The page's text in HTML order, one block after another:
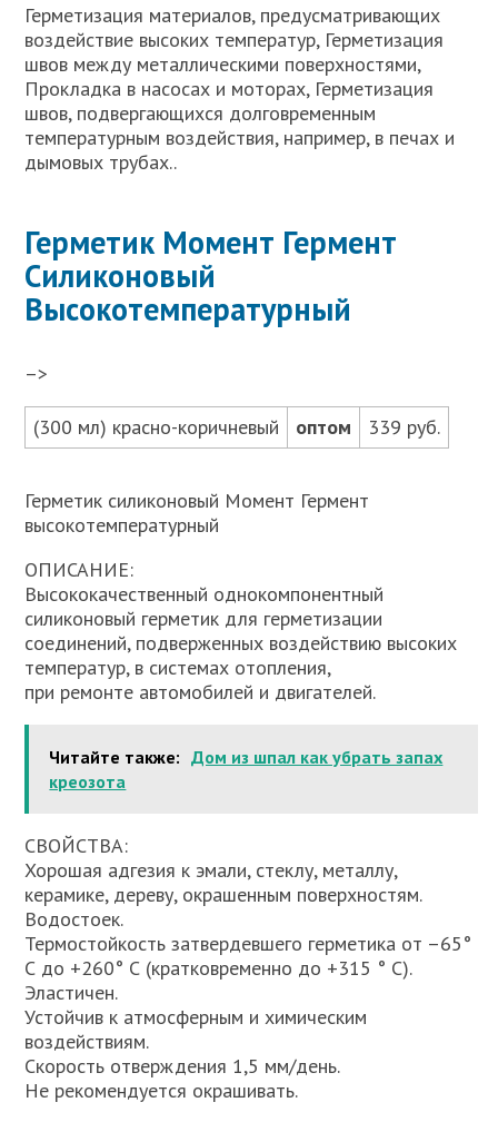
Герметизация материалов, предусматривающих
воздействие высоких температур, Герметизация
швов между металлическими поверхностями,
Прокладка в насосах и моторах, Герметизация
швов, подвергающихся долговременным
температурным воздействия, например, в печах и
дымовых трубах..
Герметик Момент Гермент
Силиконовый
Высокотемпературный
–>
(300 мл) красно-коричневый оптом 339 руб.
Герметик силиконовый Момент Гермент
высокотемпературный
ОПИСАНИЕ:
Высококачественный однокомпонентный
силиконовый герметик для герметизации
соединений, подверженных воздействию высоких
температур, в системах отопления,
при ремонте автомобилей и двигателей.
Читайте также: Дом из шпал как убрать запах
креозота
СВОЙСТВА:
Хорошая адгезия к эмали, стеклу, металлу,
керамике, дереву, окрашенным поверхностям.
Водостоек.
Термостойкость затвердевшего герметика от –65°
С до +260° С (кратковременно до +315 ° С).
Эластичен.
Устойчив к атмосферным и химическим
воздействиям.
Скорость отверждения 1,5 мм/день.
Не рекомендуется окрашивать.